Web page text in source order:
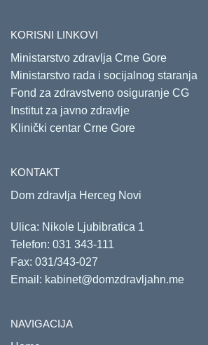
KORISNI LINKOVI
Ministarstvo zdravlja Crne Gore
Ministarstvo rada i socijalnog staranja
Fond za zdravstveno osiguranje CG
Institut za javno zdravlje
Klinički centar Crne Gore
KONTAKT
Dom zdravlja Herceg Novi
Ulica: Nikole Ljubibratica 1
Telefon: 031 343-111
Fax: 031/343-027
Email: kabinet@domzdravljahn.me
NAVIGACIJA